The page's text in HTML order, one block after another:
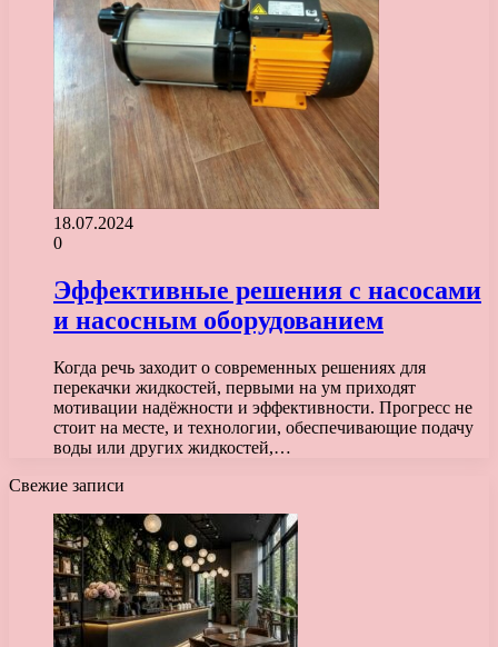
18.07.2024
0
Эффективные решения с насосами
и насосным оборудованием
Когда речь заходит о современных решениях для
перекачки жидкостей, первыми на ум приходят
мотивации надёжности и эффективности. Прогресс не
стоит на месте, и технологии, обеспечивающие подачу
воды или других жидкостей,…
Свежие записи